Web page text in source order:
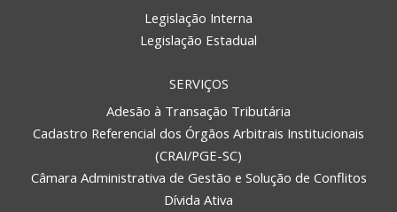
Legislação Interna
Legislação Estadual
SERVIÇOS
Adesão à Transação Tributária
Cadastro Referencial dos Órgãos Arbitrais Institucionais
(CRAI/PGE-SC)
Câmara Administrativa de Gestão e Solução de Conflitos
Dívida Ativa